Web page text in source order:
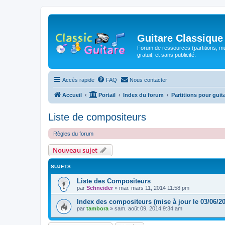
Guitare Classique
Forum de ressources (partitions,
gratuit, et sans publicité.
Accès rapide FAQ Nous contacter
Accueil Portail Index du forum Partitions pour
Liste de compositeurs
Règles du forum
Nouveau sujet
SUJETS
Liste des Compositeurs
par Schneider » mar. mars 11, 2014 11:58 pm
Index des compositeurs (mise à jour le 03/06/
par tambora » sam. août 09, 2014 9:34 am